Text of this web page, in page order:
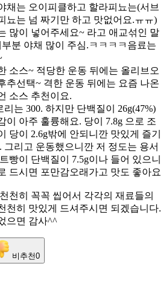
채는 오이피클하고 할라피뇨는(서브
뇨는 넘 짜기만 하고 맛없어요.ㅠㅠ)
많이 넣어주세요~ 라고 애교섞인 말
분 야채 많이 주심.ㅋㅋㅋㅋ음료는
소스~ 적당한 운동 뒤에는 올리브오
추선택~ 격한 운동 뒤에는 요즘 나온
소스 추천이요.
는 300. 하지만 단백질이 26g(47%)
이 아주 훌륭해요. 당이 7.8g 으로 조
당이 2.6g밖에 안되니깐 맛있게 즐기
그리고 운동했으니깐 저 정도는 용서
빵이 단백질이 7.5g이나 들어 있으니
드시면 포만감오래가고 맛도 좋아요
천히 꼭꼭 씹어서 각각의 재료들의
천히 맛있게 드셔주시면 되겠습니다.
으면 감사^^
비추천0